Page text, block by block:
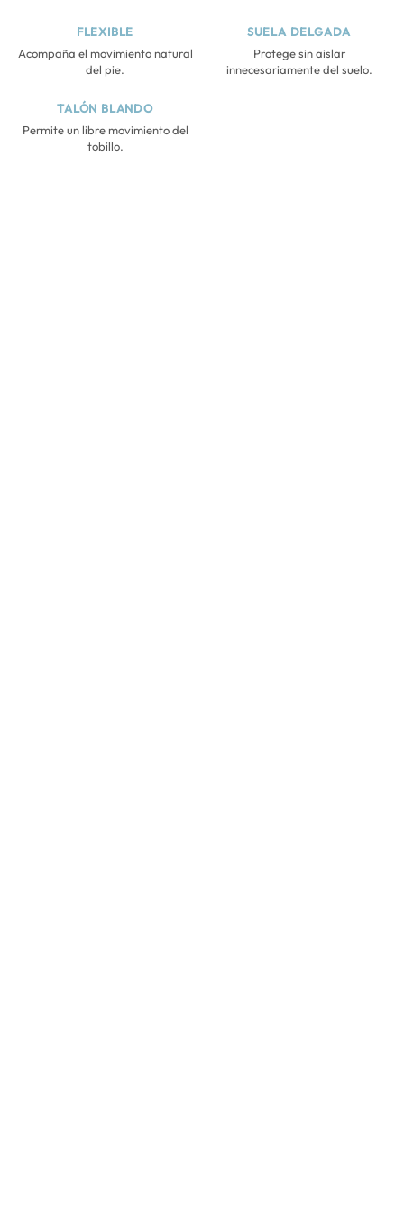
FLEXIBLE
Acompaña el movimiento natural
del pie.
SUELA DELGADA
Protege sin aislar
innecesariamente del suelo.
TALÓN BLANDO
Permite un libre movimiento del
tobillo.